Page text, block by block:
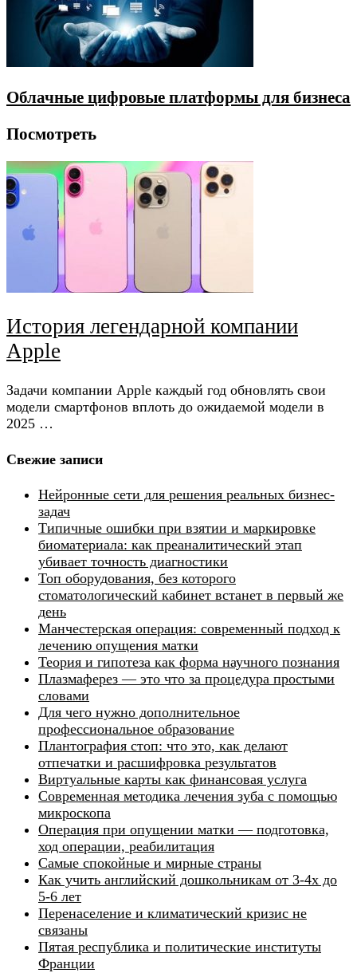
Облачные цифровые платформы для бизнеса
Посмотреть
История легендарной компании
Apple
Задачи компании Apple каждый год обновлять свои
модели смартфонов вплоть до ожидаемой модели в
2025 …
Свежие записи
Нейронные сети для решения реальных бизнес-
задач
Типичные ошибки при взятии и маркировке
биоматериала: как преаналитический этап
убивает точность диагностики
Топ оборудования, без которого
стоматологический кабинет встанет в первый же
день
Манчестерская операция: современный подход к
лечению опущения матки
Теория и гипотеза как форма научного познания
Плазмаферез — это что за процедура простыми
словами
Для чего нужно дополнительное
профессиональное образование
Плантография стоп: что это, как делают
отпечатки и расшифровка результатов
Виртуальные карты как финансовая услуга
Современная методика лечения зуба с помощью
микроскопа
Операция при опущении матки — подготовка,
ход операции, реабилитация
Самые спокойные и мирные страны
Как учить английский дошкольникам от 3-4х до
5-6 лет
Перенаселение и климатический кризис не
связаны
Пятая республика и политические институты
Франции